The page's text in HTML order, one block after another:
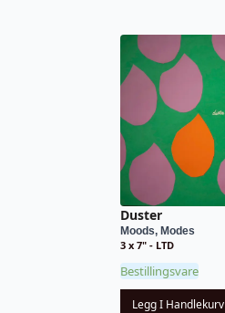
Duster
Moods, Modes
3 x 7" - LTD
Bestillingsvare
Legg I Handlekurv